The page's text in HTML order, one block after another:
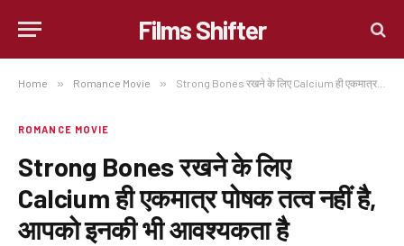
Films Shifter
Home » Romance Movie » Strong Bones रखने के लिए Calcium ही एकमात्र पोषक तत्व नहीं है, आपको इनकी भी आवश्यकता है
ROMANCE MOVIE
Strong Bones रखने के लिए
Calcium ही एकमात्र पोषक तत्व नहीं है,
आपको इनकी भी आवश्यकता है